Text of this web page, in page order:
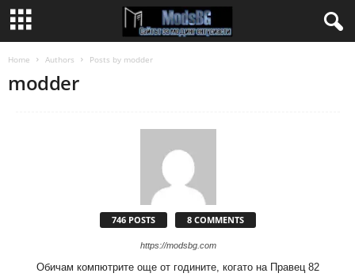
Home Authors Posts by modder
modder
746 POSTS 8 COMMENTS
https://modsbg.com
Обичам компютрите още от годините, когато на Правец 82